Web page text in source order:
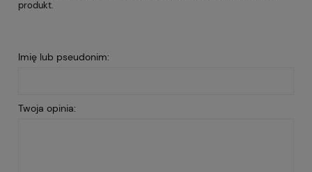
produkt.
Imię lub pseudonim:
Twoja opinia: